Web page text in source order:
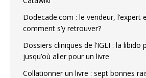
Dodecade.com : le vendeur,
comment s’y retrouver?
Dossiers cliniques de l’IGLI : la libido
jusqu’où aller pour un livre
Collationner un livre : sept bonnes